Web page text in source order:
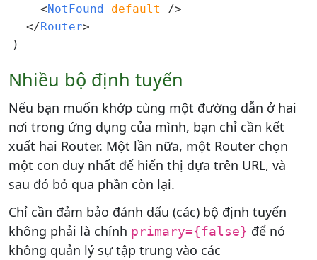
<NotFound default
/>
</Router>
Nhiều bộ định tuyến
Nếu bạn muốn khớp cùng một đường dẫn ở hai
nơi trong ứng dụng của mình, bạn chỉ cần kết
xuất hai Router. Một lần nữa, một Router chọn
một con duy nhất để hiển thị dựa trên URL, và
sau đó bỏ qua phần còn lại.
Chỉ cần đảm bảo đánh dấu (các) bộ định tuyến
không phải là chính primary={false} để nó
không quản lý sự tập trung vào các